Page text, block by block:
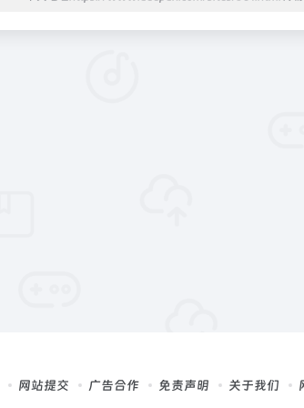
网站提交 广告合作 免责声明 关于我们